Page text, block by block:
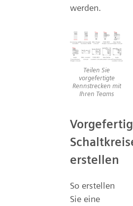
werden.
Teilen Sie
vorgefertigte
Rennstrecken mit
Ihren Teams
erstellen
So erstellen
Sie eine